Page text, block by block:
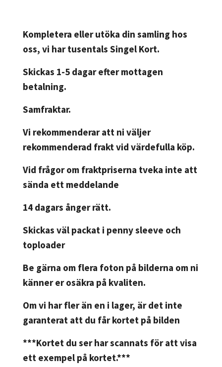
Kompletera eller utöka din samling hos
oss, vi har tusentals Singel Kort.
Skickas 1-5 dagar efter mottagen
betalning.
Samfraktar.
Vi rekommenderar att ni väljer
rekommenderad frakt vid värdefulla köp.
Vid frågor om fraktpriserna tveka inte att
sända ett meddelande
14 dagars ånger rätt.
Skickas väl packat i penny sleeve och
toploader
Be gärna om flera foton på bilderna om ni
känner er osäkra på kvaliten.
Om vi har fler än en i lager, är det inte
garanterat att du får kortet på bilden
***Kortet du ser har scannats för att visa
ett exempel på kortet.***